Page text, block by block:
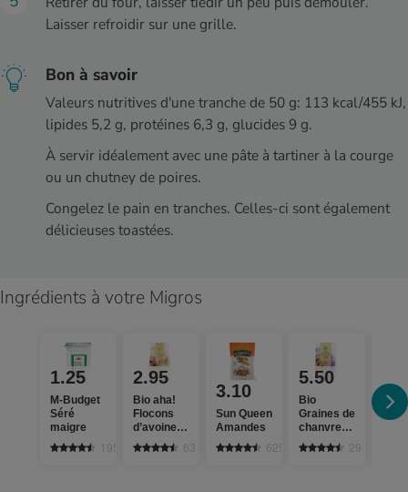
Laisser refroidir sur une grille.
Bon à savoir
Valeurs nutritives d'une tranche de 50 g: 113 kcal/455 kJ,
lipides 5,2 g, protéines 6,3 g, glucides 9 g.
À servir idéalement avec une pâte à tartiner à la courge
ou un chutney de poires.
Congelez le pain en tranches. Celles-ci sont également
délicieuses toastées.
Ingrédients à votre Migros
1.25
M-Budget
Séré
maigre
1958
2.95
Bio aha!
Flocons
d’avoine
complets
63
3.10
Sun Queen
Amandes
625
5.50
Bio
Graines de
chanvre
décortiquées
29
Bio